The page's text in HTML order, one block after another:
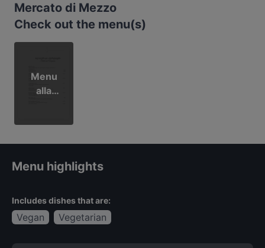
Mercato di Mezzo
Check out the menu(s)
Menu
alla
Menu highlights
Includes dishes that are:
Vegan Vegetarian